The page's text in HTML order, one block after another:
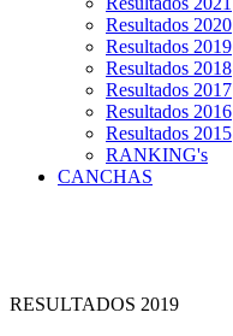
Resultados 2020
Resultados 2019
Resultados 2018
Resultados 2017
Resultados 2016
Resultados 2015
RANKING's
CANCHAS
RESULTADOS 2019